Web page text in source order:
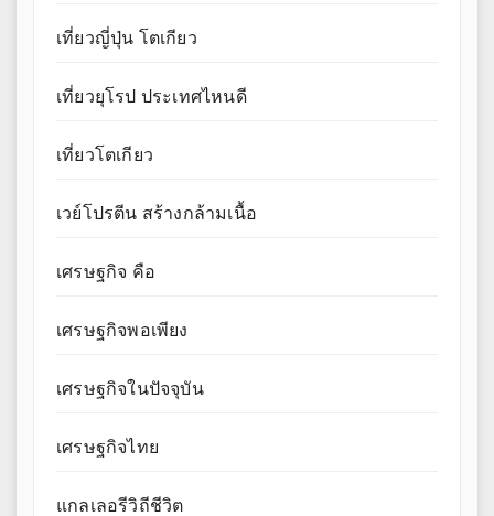
เที่ยวญี่ปุ่น โตเกียว
เที่ยวยุโรป ประเทศไหนดี
เที่ยวโตเกียว
เวย์โปรตีน สร้างกล้ามเนื้อ
เศรษฐกิจ คือ
เศรษฐกิจพอเพียง
เศรษฐกิจในปัจจุบัน
เศรษฐกิจไทย
แกลเลอรีวิถีชีวิต